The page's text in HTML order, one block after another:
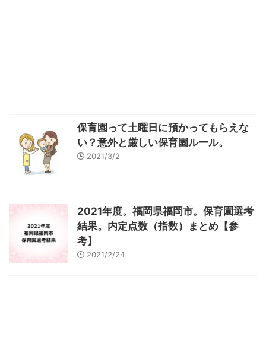
保育園って土曜日に預かってもらえな
い？意外と厳しい保育園ルール。
2021/3/2
2021年度。福岡県福岡市。保育園選考
結果。内定点数（指数）まとめ【参
考】
2021/2/24